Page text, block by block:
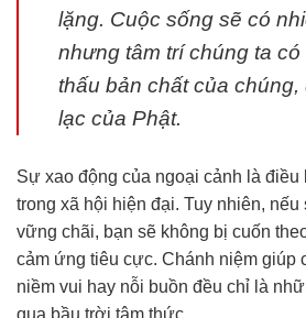
lặng. Cuộc sống sẽ có
nhưng tâm trí chúng ta
thấu bản chất của chúng,
lạc của Phật.
Sự xao động của ngoại cảnh là điều
trong xã hội hiện đại. Tuy nhiên,
vững chãi, bạn sẽ không bị cuốn
cảm ứng tiêu cực. Chánh niệm giúp
niềm vui hay nỗi buồn đều chỉ là
qua bầu trời tâm thức.